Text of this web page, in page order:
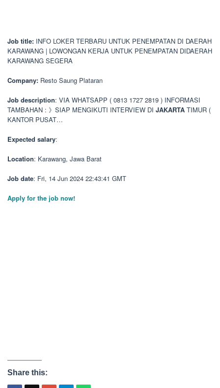
Job title: INFO LOKER TERBARU UNTUK PENEMPATAN DI DAERAH
KARAWANG | LOWONGAN KERJA UNTUK PENEMPATAN DIDAERAH
KARAWANG SEGERA
Company: Resto Saung Plataran
Job description: VIA WHATSAPP ( 0813 1727 2819 ) INFORMASI
TAMBAHAN : 》SIAP MENGIKUTI INTERVIEW DI JAKARTA TIMUR (
KANTOR PUSAT…
Expected salary:
Location: Karawang, Jawa Barat
Job date: Fri, 14 Jun 2024 22:43:41 GMT
Apply for the job now!
Share this: